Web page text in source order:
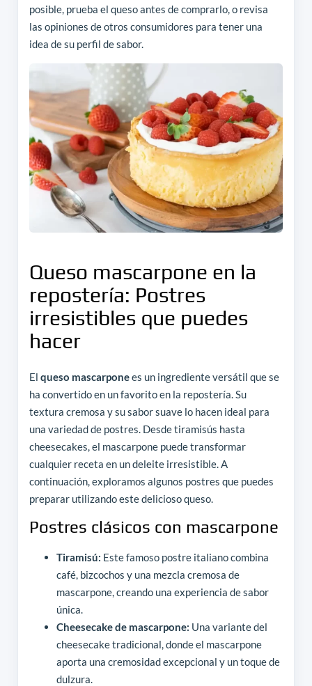
posible, prueba el queso antes de comprarlo, o revisa
las opiniones de otros consumidores para tener una
idea de su perfil de sabor.
Queso mascarpone en la
repostería: Postres
irresistibles que puedes
hacer
El queso mascarponees un ingrediente versátil que se
ha convertido en un favorito en la repostería. Su
textura cremosa y su sabor suave lo hacen ideal para
una variedad de postres. Desde tiramisús hasta
cheesecakes, el mascarpone puede transformar
cualquier receta en un deleite irresistible. A
continuación, exploramos algunos postres que puedes
preparar utilizando este delicioso queso.
Postres clásicos con mascarpone
Tiramisú: Este famoso postre italiano combina
café, bizcochos y una mezcla cremosa de
mascarpone, creando una experiencia de sabor
única.
Cheesecake de mascarpone: Una variante del
cheesecake tradicional, donde el mascarpone
aporta una cremosidad excepcional y un toque de
dulzura.